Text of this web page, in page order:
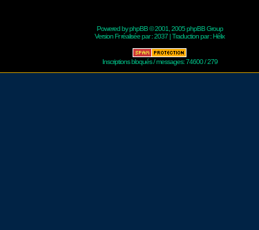
Powered byphpBB© 2001, 2005 phpBB Group
Version Fr réalisée par :2037 | Traduction par :Hélix
Inscriptions bloqués / messages: 74600 / 279